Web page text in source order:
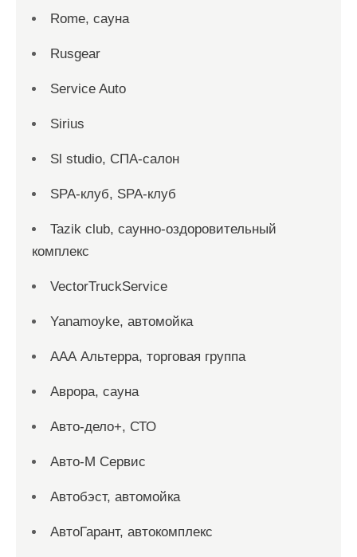
Rome, сауна
Rusgear
Service Auto
Sirius
Sl studio, СПА-салон
SPA-клуб, SPA-клуб
Tazik club, саунно-оздоровительный
комплекс
VectorTruckService
Yanamoyke, автомойка
ААА Альтерра, торговая группа
Аврора, сауна
Авто-дело+, СТО
Авто-М Сервис
Автобэст, автомойка
АвтоГарант, автокомплекс